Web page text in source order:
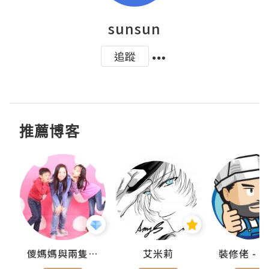
sunsun
追蹤
推薦博客
儍媽媽與兩隻小魔怪之家 艾米莉